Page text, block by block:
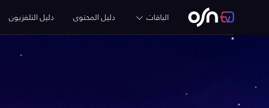
الباقات دليل المحتوى دليل التلفزيون